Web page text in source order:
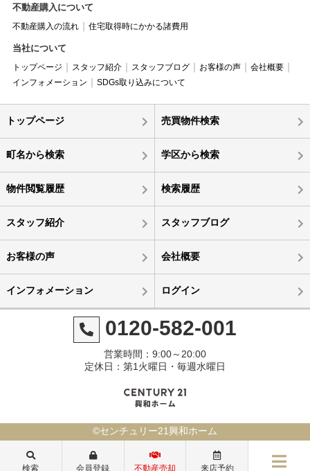
不動産購入について
不動産購入の流れ 住宅取得時にかかる諸費用
当社について
トップページ スタッフ紹介 スタッフブログ お客様の声
会社概要
インフォメーション
SDGs取り込みについて
トップページ 売買物件検索
町名から検索 学区から検索
物件閲覧履歴 検索履歴
スタッフ紹介 スタッフブログ
お客様の声 会社概要
インフォメーション ログイン
0120-582-001
営業時間：9:00～20:00
定休日：第1火曜日・毎週水曜日
©センチュリー21興和ホーム
検索 会員登録 不動産売却 来店予約